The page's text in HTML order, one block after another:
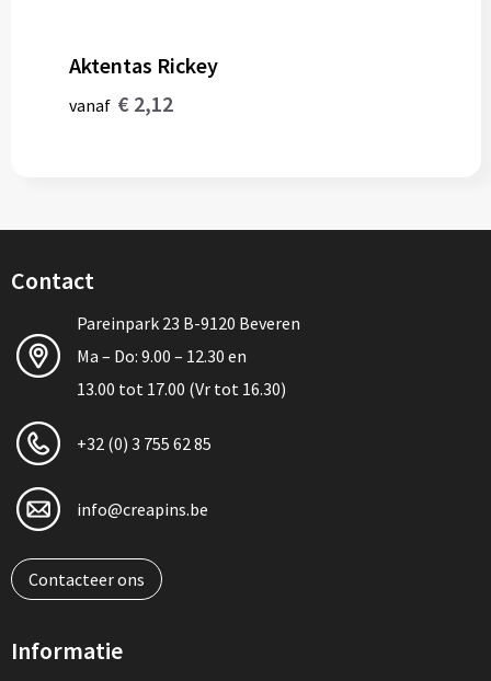
Aktentas Rickey
vanaf € 2,12
Contact
Pareinpark 23 B-9120 Beveren
Ma – Do: 9.00 – 12.30 en
13.00 tot 17.00 (Vr tot 16.30)
+32 (0) 3 755 62 85
info@creapins.be
Contacteer ons
Informatie